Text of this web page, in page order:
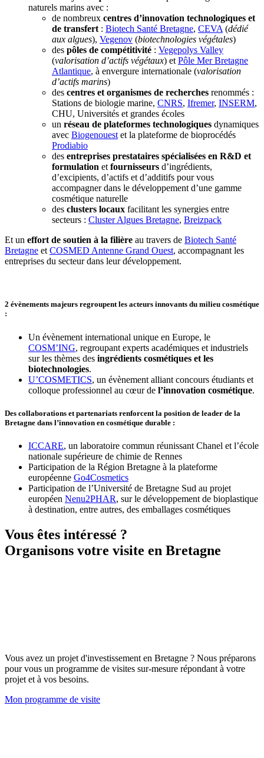
naturels marins avec :
de nombreux centres d’innovation technologiques et
de transfert : Biotech Santé Bretagne, CEVA (dédié
aux algues), Vegenov (biotechnologies végétales)
des pôles de compétitivité : Vegepolys Valley
(valorisation d’actifs végétaux) et Pôle Mer Bretagne
Atlantique, à envergure internationale (valorisation
d’actifs marins)
des centres et organismes de recherches renommés :
Stations de biologie marine, CNRS, Ifremer, INSERM,
CHU, Universités et grandes écoles
un réseau de plateformes technologiques dynamiques
avec Biogenouest et la plateforme de bioprocédés
Prodiabio
des entreprises prestataires spécialisées en R&D et
formulation et fournisseurs d’ingrédients,
d’excipients, d’actifs et d’additifs pour vous
accompagner dans le développement d’une gamme
cosmétique naturelle
des clusters locaux facilitant les synergies entre
secteurs : Cluster Algues Bretagne, Breizpack
Et un effort de soutien à la filière au travers de Biotech Santé
Bretagne et COSMED Antenne Grand Ouest, accompagnant les
entreprises du secteur dans leur développement.
2 évènements majeurs regroupent les acteurs innovants du milieu cosmétique
:
Un évènement international unique en Europe, le
COSM’ING, regroupant experts académiques et industriels
sur les thèmes des ingrédients cosmétiques et les
biotechnologies.
U’COSMETICS, un évènement alliant concours étudiants et
colloque professionnel au cœur de l’innovation cosmétique.
Des collaborations et partenariats renforcent la position de leader de la
Bretagne dans l’innovation en cosmétique durable :
ICCARE, un laboratoire commun réunissant Chanel et l’école
nationale supérieure de chimie de Rennes
Participation de la Région Bretagne à la plateforme
européenne Go4Cosmetics
Participation de l’Université de Bretagne Sud au projet
européen Nenu2PHAR, sur le développement de bioplastique
à destination, entre autres, des emballages cosmétiques
Vous êtes intéressé ?
Organisons votre visite en Bretagne
Vous avez un projet d'investissement en Bretagne ? Nous préparons
pour vous un programme de visites sur-mesure répondant à votre
projet et à vos besoins.
Mon programme de visite